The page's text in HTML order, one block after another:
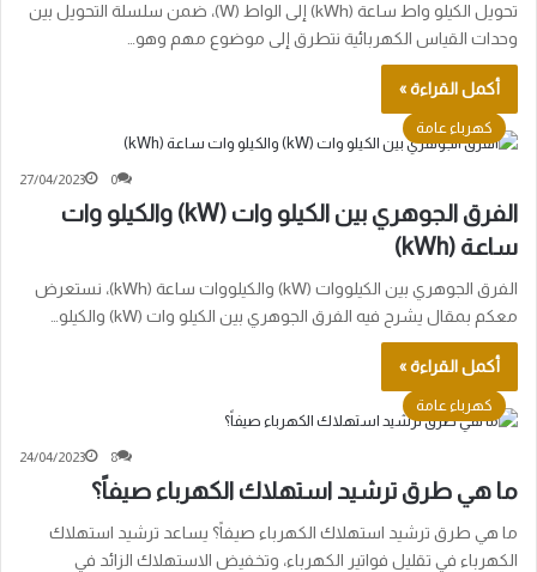
تحويل الكيلو واط ساعة (kWh) إلى الواط (W)، ضمن سلسلة التحويل بين
وحدات القياس الكهربائية نتطرق إلى موضوع مهم وهو…
أكمل القراءة »
كهرباء عامة
27/04/2023 0
الفرق الجوهري بين الكيلو وات (kW) والكيلو وات
ساعة (kWh)
الفرق الجوهري بين الكيلووات (kW) والكيلووات ساعة (kWh)، نستعرض
معكم بمقال يشرح فيه الفرق الجوهري بين الكيلو وات (kW) والكيلو…
أكمل القراءة »
كهرباء عامة
24/04/2023 8
ما هي طرق ترشيد استهلاك الكهرباء صيفاً؟
ما هي طرق ترشيد استهلاك الكهرباء صيفاً؟ يساعد ترشيد استهلاك
الكهرباء في تقليل فواتير الكهرباء، وتخفيض الاستهلاك الزائد في